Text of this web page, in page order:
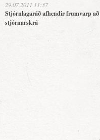
29.07.2011 11:37
Stjórnlagaráð afhendir frumvarp
stjórnarskrá